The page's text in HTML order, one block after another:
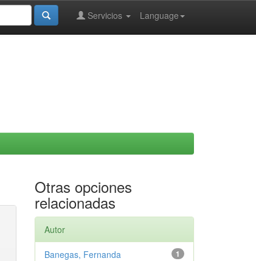
Language
Servicios
Otras opciones
relacionadas
Autor
1
Banegas, Fernanda